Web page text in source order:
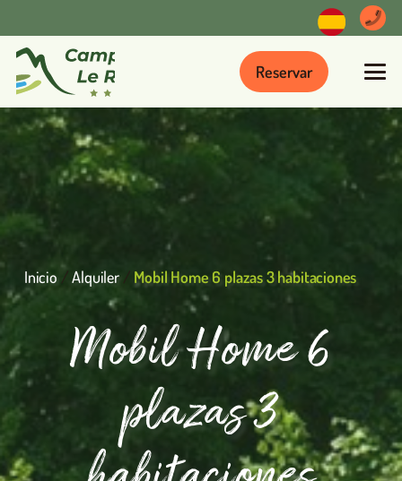
Reservar
Inicio /Alquiler/ Mobil Home 6 plazas 3 habitaciones
Mobil Home 6
plazas 3